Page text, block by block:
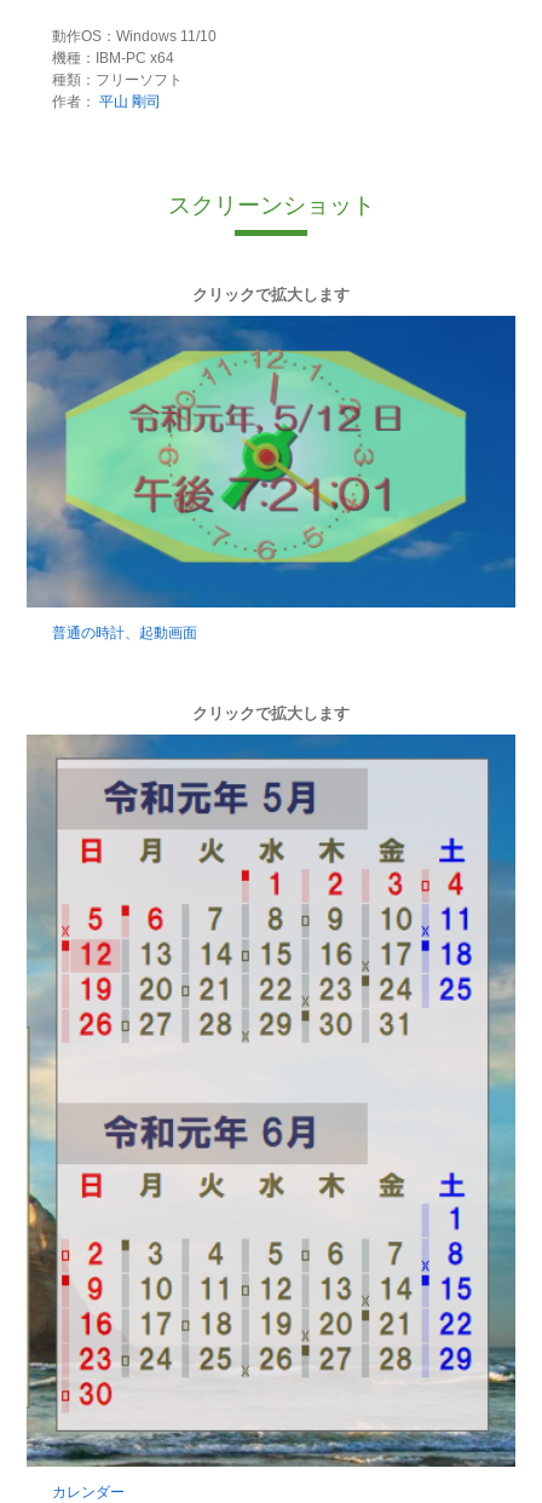
動作OS：Windows 11/10
機種：IBM-PC x64
種類：フリーソフト
作者： 平山 剛司
スクリーンショット
クリックで拡大します
普通の時計、起動画面
クリックで拡大します
カレンダー